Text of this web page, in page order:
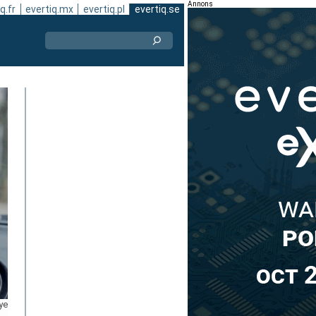
evertiq.mx evertiq.pl evertiq.se Annons